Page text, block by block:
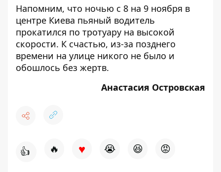
Напомним, что ночью с 8 на 9 ноября в
центре Киева пьяный водитель
прокатился по тротуару на высокой
скорости. К счастью, из-за позднего
времени на улице никого не было и
обошлось без жертв.
Анастасия Островская
👍 🔥 ♥ 😭 😆 😡